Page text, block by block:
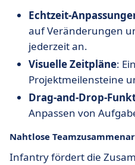
Echtzeit-
auf Veränderungen
jederzeit an.
Visuelle Zeitpläne:
Projektmeilensteine
Drag-and-Drop-
Anpassen von
Nahtlose
Infantry fördert die